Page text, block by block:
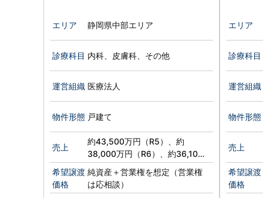
エリア 静岡県中部エリア
診療科目 内科、皮膚科、その他
運営組織 医療法人
物件形態 戸建て
売上
約43,500万円（R5）、約
38,000万円（R6）、約36,100
万円（R7）、約33,900万円
（R8）
希望譲渡
価格
純資産＋営業権を想定（営業権
は応相談）
エリア
診療科目
運営組織
物件形態
売上
希望譲渡
価格